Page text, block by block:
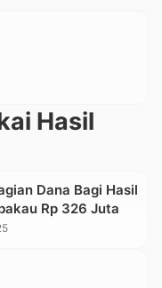
Hasil
Dana Bagi Hasil
Rp 326 Juta